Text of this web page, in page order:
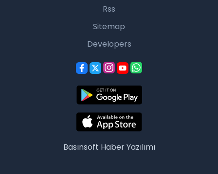
Rss
Sitemap
Developers
Basınsoft Haber Yazılımı